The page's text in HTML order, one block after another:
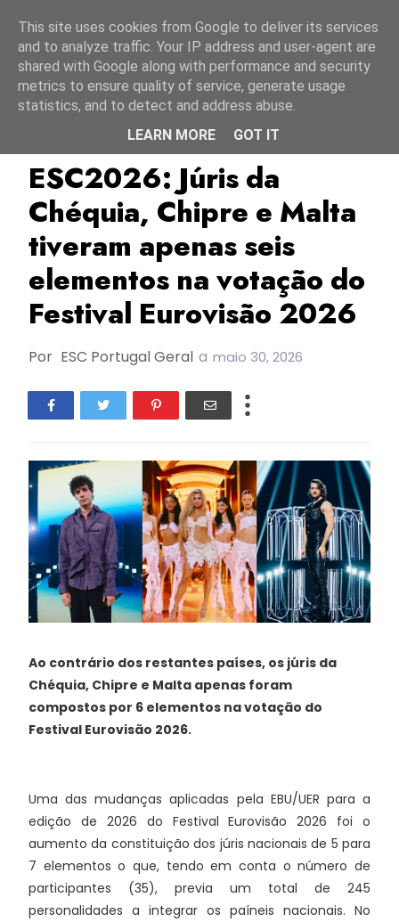
Chipre EBU/UER
ESC2026: Júris da
Chéquia, Chipre e Malta
tiveram apenas seis
elementos na votação do
Festival Eurovisão 2026
Por ESC Portugal Geral a maio 30, 2026
Ao contrário dos restantes países, os júris da
Chéquia, Chipre e Malta apenas foram
compostos por 6 elementos na votação do
Festival Eurovisão 2026.
Uma das mudanças aplicadas pela EBU/UER para a
edição de 2026 do Festival Eurovisão 2026 foi o
aumento da constituição dos júris nacionais de 5 para
7 elementos o que, tendo em conta o número de
participantes (35), previa um total de 245
personalidades a integrar os paíneis nacionais. No
This site uses cookies from Google to deliver its services
and to analyze traffic. Your IP address and user-agent are
shared with Google along with performance and security
metrics to ensure quality of service, generate usage
statistics, and to detect and address abuse.
LEARN MORE
GOT IT